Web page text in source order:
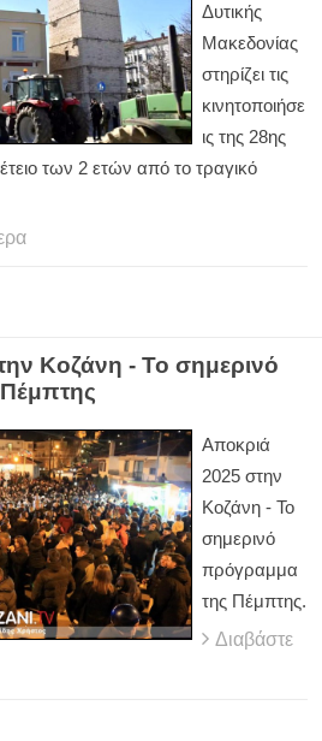
Δυτικής
Μακεδονίας
στηρίζει τις
κινητοποιήσε
ις της 28ης
των 2 ετών από το τραγικό
Κοζάνη - Το σημερινό
Αποκριά
2025 στην
Κοζάνη - Το
σημερινό
πρόγραμμα
της Πέμπτης.
Διαβάστε